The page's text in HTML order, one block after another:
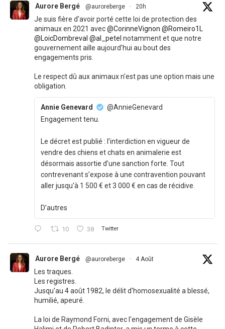
Aurore Bergé @auroreberge · 20h
Je suis fière d'avoir porté cette loi de protection des
animaux en 2021 avec@CorinneVignon @Romeiro1L
@LoicDombreval @al_petel notamment et que notre
gouvernement aille aujourd'hui au bout des
engagements pris.
Le respect dû aux animaux n'est pas une option mais une
obligation.
Annie Genevard
@AnnieGenevard
Engagement tenu.
Le décret est publié : l’interdiction en vigueur de
vendre des chiens et chats en animalerie est
désormais assortie d’une sanction forte. Tout
contrevenant s’expose à une contravention pouvant
aller jusqu'à 1 500 € et 3 000 € en cas de récidive.
D’autres
10 38 Twitter
Aurore Bergé @auroreberge · 4 Août
Les traques.
Les registres.
Jusqu'au 4 août 1982, le délit d'homosexualité a blessé,
humilié, apeuré.
La loi de Raymond Forni, avec l'engagement de Gisèle